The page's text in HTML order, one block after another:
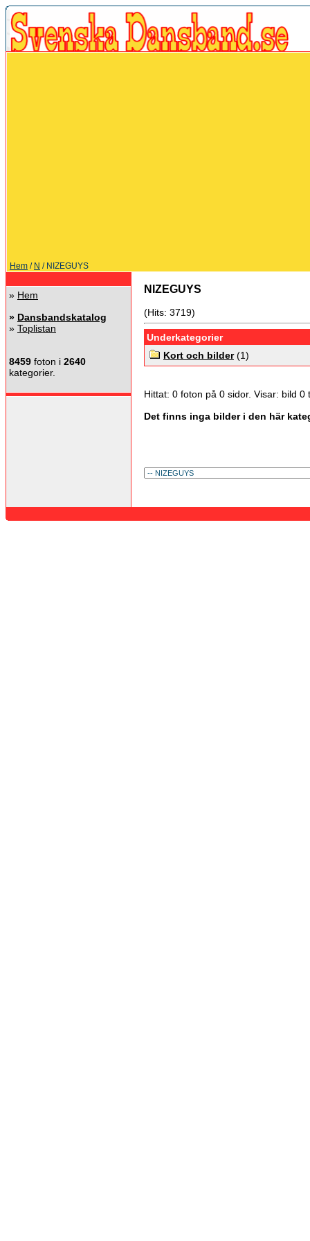
Hem / N / NIZEGUYS
» Hem
» Dansbandskatalog
» Toplistan
8459 foton i 2640
kategorier.
NIZEGUYS
(Hits: 3719)
Underkategorier
Kort och bilder(1)
Hittat: 0 foton på 0 sidor. Visar: bild 0
Det finns inga bilder i den här